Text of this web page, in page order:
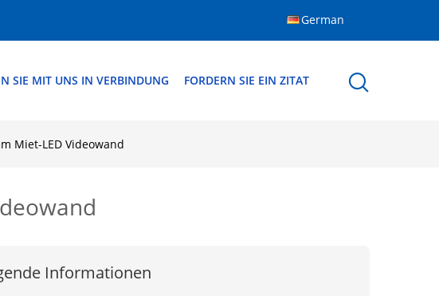
German
SIE MIT UNS IN VERBINDUNG FORDERN SIE EIN ZITAT
Miet-LED Videowand
Informationen